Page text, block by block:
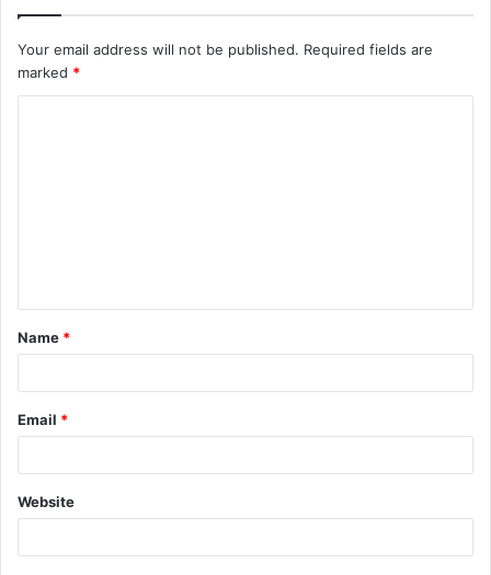
Your email address will not be published. Required fields are
marked *
Name *
Email *
Website